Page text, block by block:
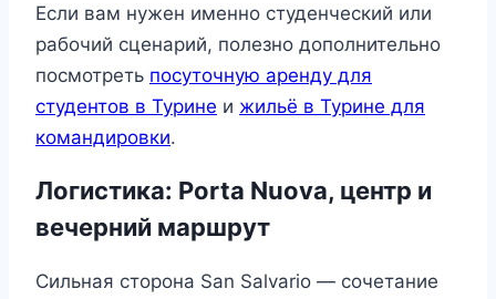
Если вам нужен именно студенческий или
рабочий сценарий, полезно дополнительно
посмотреть посуточную аренду для
студентов в Турине и жильё в Турине для
командировки.
Логистика: Porta Nuova, центр и
вечерний маршрут
Сильная сторона San Salvario — сочетание